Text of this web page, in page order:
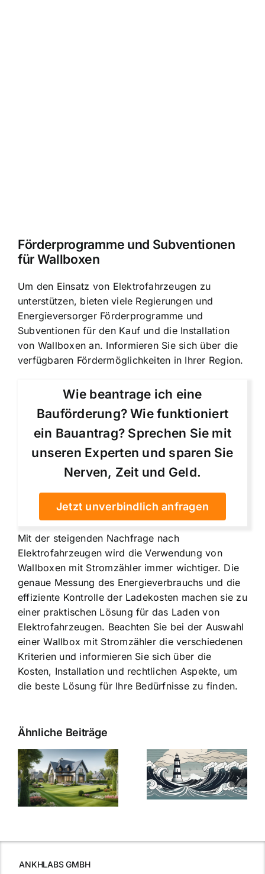
Förderprogramme und Subventionen
für Wallboxen
Um den Einsatz von Elektrofahrzeugen zu
unterstützen, bieten viele Regierungen und
Energieversorger Förderprogramme und
Subventionen für den Kauf und die Installation
von Wallboxen an. Informieren Sie sich über die
verfügbaren Fördermöglichkeiten in Ihrer Region.
Wie beantrage ich eine
Bauförderung? Wie funktioniert
ein Bauantrag? Sprechen Sie mit
unseren Experten und sparen Sie
Nerven, Zeit und Geld.
Jetzt unverbindlich anfragen
Mit der steigenden Nachfrage nach
Elektrofahrzeugen wird die Verwendung von
Wallboxen mit Stromzähler immer wichtiger. Die
genaue Messung des Energieverbrauchs und die
effiziente Kontrolle der Ladekosten machen sie zu
einer praktischen Lösung für das Laden von
Elektrofahrzeugen. Beachten Sie bei der Auswahl
einer Wallbox mit Stromzähler die verschiedenen
Kriterien und informieren Sie sich über die
Kosten, Installation und rechtlichen Aspekte, um
die beste Lösung für Ihre Bedürfnisse zu finden.
Ähnliche Beiträge
Bauzinsen im
Sturm: Die
aktuelle
Entwicklung
Die Evolution
der
Bauzinsen: Ein
Blick in die
ANKHLABS GMBH